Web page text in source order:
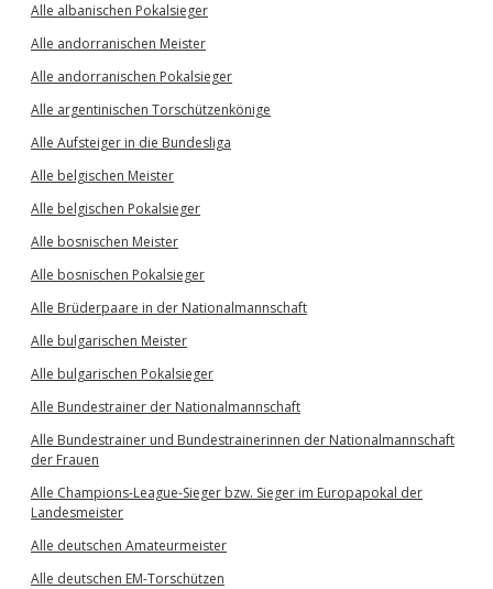
Alle albanischen Pokalsieger
Alle andorranischen Meister
Alle andorranischen Pokalsieger
Alle argentinischen Torschützenkönige
Alle Aufsteiger in die Bundesliga
Alle belgischen Meister
Alle belgischen Pokalsieger
Alle bosnischen Meister
Alle bosnischen Pokalsieger
Alle Brüderpaare in der Nationalmannschaft
Alle bulgarischen Meister
Alle bulgarischen Pokalsieger
Alle Bundestrainer der Nationalmannschaft
Alle Bundestrainer und Bundestrainerinnen der Nationalmannschaft
der Frauen
Alle Champions-League-Sieger bzw. Sieger im Europapokal der
Landesmeister
Alle deutschen Amateurmeister
Alle deutschen EM-Torschützen